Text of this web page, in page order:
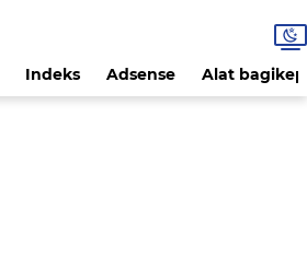
Indeks Adsense Alat